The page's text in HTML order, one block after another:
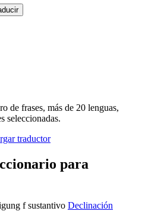
de frases, más de 20 lenguas,
seleccionadas.
para
f sustantivo Declinación